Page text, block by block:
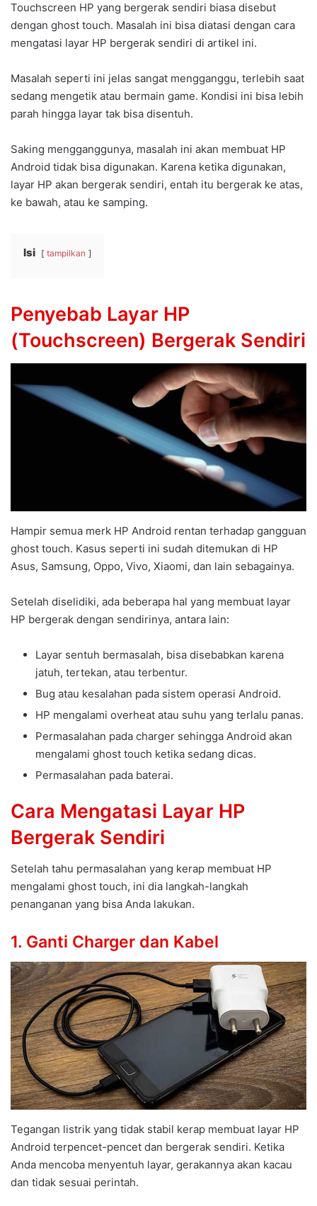
Touchscreen HP yang bergerak sendiri biasa disebut
dengan ghost touch. Masalah ini bisa diatasi dengan cara
mengatasi layar HP bergerak sendiri di artikel ini.
Masalah seperti ini jelas sangat mengganggu, terlebih saat
sedang mengetik atau bermain game. Kondisi ini bisa lebih
parah hingga layar tak bisa disentuh.
Saking mengganggunya, masalah ini akan membuat HP
Android tidak bisa digunakan. Karena ketika digunakan,
layar HP akan bergerak sendiri, entah itu bergerak ke atas,
ke bawah, atau ke samping.
Isi tampilkan
Penyebab Layar HP
(Touchscreen) Bergerak Sendiri
Hampir semua merk HP Android rentan terhadap gangguan
ghost touch. Kasus seperti ini sudah ditemukan di HP
Asus, Samsung, Oppo, Vivo, Xiaomi, dan lain sebagainya.
Setelah diselidiki, ada beberapa hal yang membuat layar
HP bergerak dengan sendirinya, antara lain:
Layar sentuh bermasalah, bisa disebabkan karena
jatuh, tertekan, atau terbentur.
Bug atau kesalahan pada sistem operasi Android.
HP mengalami overheat atau suhu yang terlalu panas.
Permasalahan pada charger sehingga Android akan
mengalami ghost touch ketika sedang dicas.
Permasalahan pada baterai.
Cara Mengatasi Layar HP
Bergerak Sendiri
Setelah tahu permasalahan yang kerap membuat HP
mengalami ghost touch, ini dia langkah-langkah
penanganan yang bisa Anda lakukan.
1. Ganti Charger dan Kabel
Tegangan listrik yang tidak stabil kerap membuat layar HP
Android terpencet-pencet dan bergerak sendiri. Ketika
Anda mencoba menyentuh layar, gerakannya akan kacau
dan tidak sesuai perintah.